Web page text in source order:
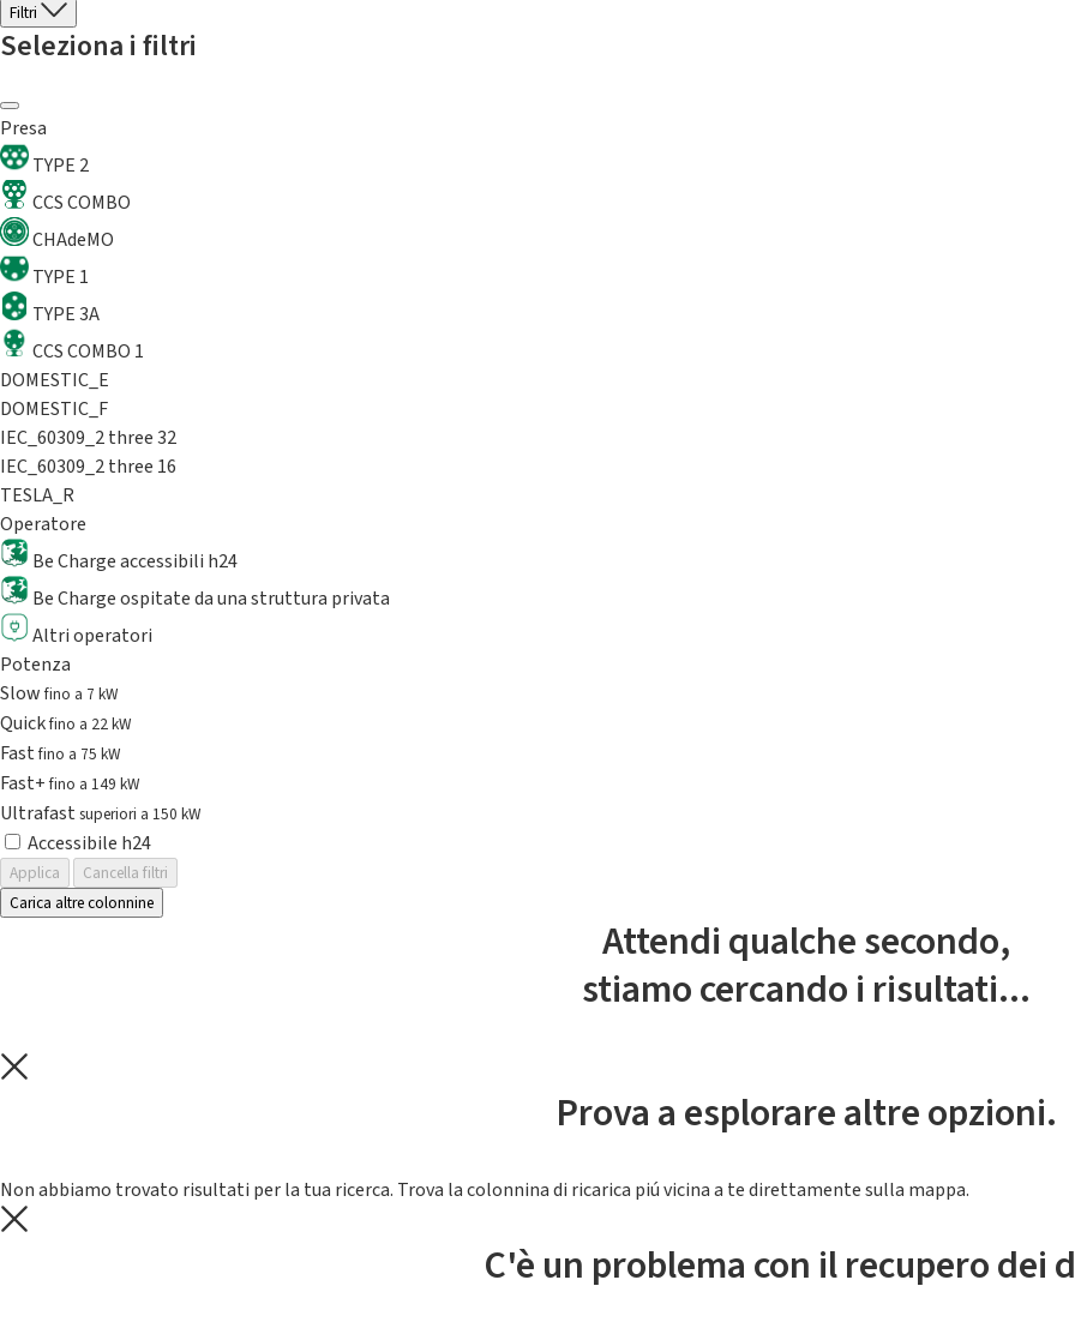
Filtri
Seleziona i filtri
Presa
TYPE 2
CCS COMBO
CHAdeMO
TYPE 1
TYPE 3A
CCS COMBO 1
DOMESTIC_E
DOMESTIC_F
IEC_60309_2 three 32
IEC_60309_2 three 16
TESLA_R
Operatore
Be Charge accessibili h24
Be Charge ospitate da una struttura privata
Altri operatori
Potenza
Slowfino a 7 kW
Quickfino a 22 kW
Fastfino a 75 kW
Fast+fino a 149 kW
Ultrafast superiori a 150 kW
Accessibile h24
Applica
Cancella filtri
Carica altre colonnine
Attendi qualche secondo,
stiamo cercando i risultati...
Prova a esplorare altre opzioni.
Non abbiamo trovato risultati per la tua ricerca. Trova la colonnina di ricarica piú vicina a te direttamente sulla mappa.
C'è un problema con il recupero dei